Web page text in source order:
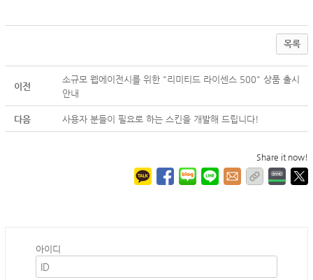
목록
이전
소규모 웹에이전시를 위한 "리미티드 라이센스 500" 상품 출시
안내
다음 사용자 분들이 필요로 하는 스킨을 개발해 드립니다!
Share it now!
아이디